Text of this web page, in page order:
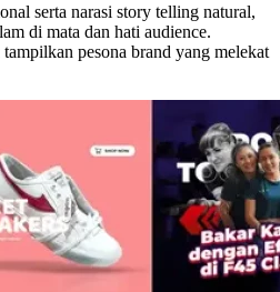
serta narasi story telling natural,
di mata dan hati audience.
pesona brand yang melekat